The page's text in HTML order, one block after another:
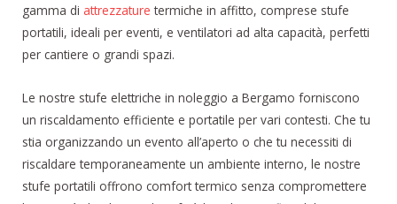
gamma di attrezzature termiche in affitto, comprese stufe
portatili, ideali per eventi, e ventilatori ad alta capacità, perfetti
per cantiere o grandi spazi.
Le nostre stufe elettriche in noleggio a Bergamo forniscono
un riscaldamento efficiente e portatile per vari contesti. Che tu
stia organizzando un evento all’aperto o che tu necessiti di
riscaldare temporaneamente un ambiente interno, le nostre
stufe portatili offrono comfort termico senza compromettere